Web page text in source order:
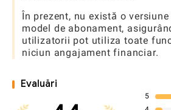
În prezent, nu există o
model de abonament,
utilizatorii pot utiliza toate
niciun angajament financiar.
Evaluări
5